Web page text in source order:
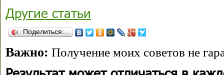
Другие статьи
Поделиться…
Важно: Получение моих советов не